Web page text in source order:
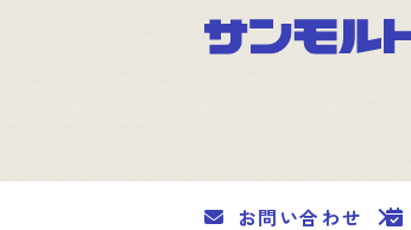
お問い合わせ